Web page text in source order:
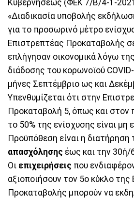
Κυβερνήσεως (ΦΕΚ 7/Β/4-1-
«Διαδικασία υποβολής
για το προσωρινό μέτρο
Επιστρεπτέας Προκαταβολής
επλήγησαν οικονομικά λόγω
διάδοσης του κορωνοϊού
μήνες Σεπτέμβριο ως και
Υπενθυμίζεται ότι στην
Προκαταβολή 5, όπως και στον
το 50% της ενίσχυσης είναι μη
Προϋπόθεση είναι η διατήρηση
απασχόλησης έως και την 30ή/
Οι επιχειρήσεις που
αξιοποιήσουν τον 5ο κύκλο της
Προκαταβολής μπορούν να